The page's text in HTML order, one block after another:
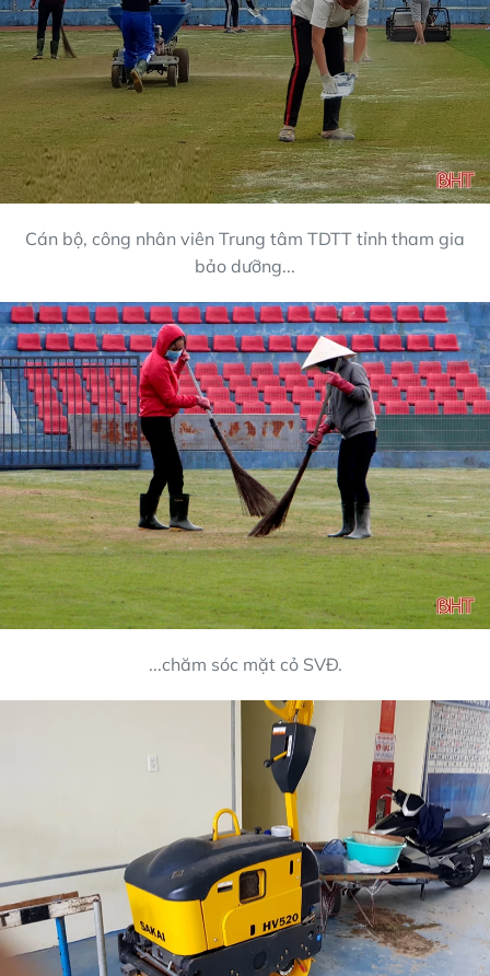
Cán bộ, công nhân viên Trung tâm TDTT tỉnh tham gia
bảo dưỡng...
...chăm sóc mặt cỏ SVĐ.